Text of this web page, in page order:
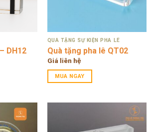
DH12
QUÀ TẶNG SỰ KIỆN PHA LÊ
Quà tặng pha lê QT02
Giá liên hệ
MUA NGAY